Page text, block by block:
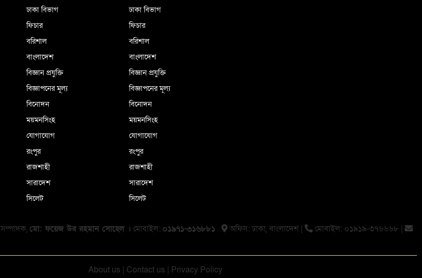
ঢাকা বিভাগ
ফিচার
বরিশাল
বাংলাদেশ
বিজ্ঞান প্রযুক্তি
বিজ্ঞাপনের মূল্য
বিনোদন
ময়মনসিংহ
যোগাযোগ
রংপুর
রাজশাহী
সারাদেশ
সিলেট
ঢাকা বিভাগ
ফিচার
বরিশাল
বাংলাদেশ
বিজ্ঞান প্রযুক্তি
বিজ্ঞাপনের মূল্য
বিনোদন
ময়মনসিংহ
যোগাযোগ
রংপুর
রাজশাহী
সারাদেশ
সিলেট
সম্পাদক, মো: ফয়েজ উর রহমান সোহেল । মোবাইল: ০১৯৭১-৩১৬৮৮১ অফিস: ঢাকা, বাংলা‌দেশ |
মোবাইল: ০১৯১৯-৩৭৬৬৬৮ |
About us | Contact us | Privacy Policy